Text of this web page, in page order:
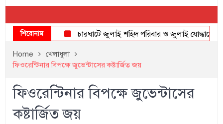
স্মরণ করবে: ভূমিমন্ত্রী
শিরোনাম চারঘাটে জুলাই শহিদ পরিবার ও জুলাই যোদ্ধাদের সংবর্ধনা
Home
খেলাধুলা
ফিওরেন্টিনার বিপক্ষে জুভেন্টাসের কষ্টার্জিত জয়
ফিওরেন্টিনার বিপক্ষে জুভেন্টাসের
কষ্টার্জিত জয়